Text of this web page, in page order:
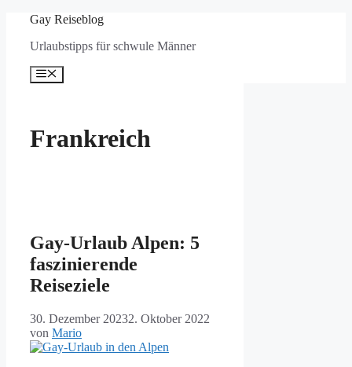
springen
Gay Reiseblog
Urlaubstipps für schwule Männer
Menü
Frankreich
Gay-Urlaub Alpen: 5
faszinierende
Reiseziele
30. Dezember 20232. Oktober 2022
von Mario